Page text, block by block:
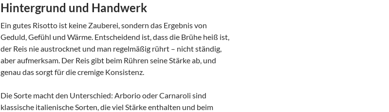
Hintergrund und Handwerk
Ein gutes Risotto ist keine Zauberei, sondern das Ergebnis von
Geduld, Gefühl und Wärme. Entscheidend ist, dass die Brühe heiß ist,
der Reis nie austrocknet und man regelmäßig rührt – nicht ständig,
aber aufmerksam. Der Reis gibt beim Rühren seine Stärke ab, und
genau das sorgt für die cremige Konsistenz.
Die Sorte macht den Unterschied: Arborio oder Carnaroli sind
klassische italienische Sorten, die viel Stärke enthalten und beim